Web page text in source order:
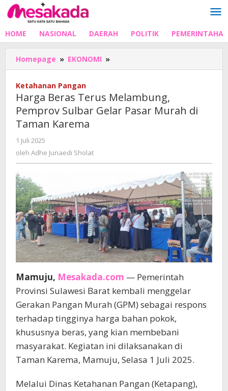
Lewati
ke
HOME NASIONAL DAERAH POLITIK
Homepage » EKONOMI »
Beras
Pemprov
Sulbar
Taman
Ketahanan Pangan
Harga Beras Terus Melambung,
Pemprov Sulbar Gelar Pasar Murah di
Taman Karema
1 Juli 2025
Adhe
Junaedi
oleh Adhe Junaedi Sholat
Mamuju, Mesakada.com — Pemerintah
Provinsi Sulawesi Barat kembali menggelar
Gerakan Pangan Murah (GPM) sebagai respons
terhadap tingginya harga bahan pokok,
khususnya beras, yang kian membebani
masyarakat. Kegiatan ini dilaksanakan di
Taman Karema, Mamuju, Selasa 1 Juli 2025.
Melalui Dinas Ketahanan Pangan (Ketapang),